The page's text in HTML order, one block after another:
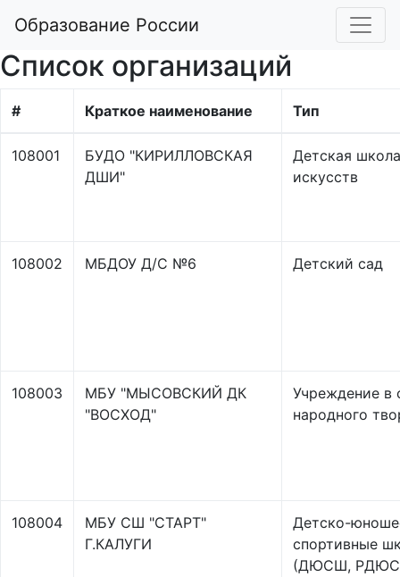
Образование России
Список организаций
# Краткое наименование Тип
108001
БУДО "КИРИЛЛОВСКАЯ
ДШИ"
Детская школа
искусств
108002 МБДОУ Д/С №6 Детский сад
108003
МБУ "МЫСОВСКИЙ ДК
"ВОСХОД"
Учреждение в
народного
108004
МБУ СШ "СТАРТ"
Г.КАЛУГИ
Детско-
спортивные
(ДЮСШ,